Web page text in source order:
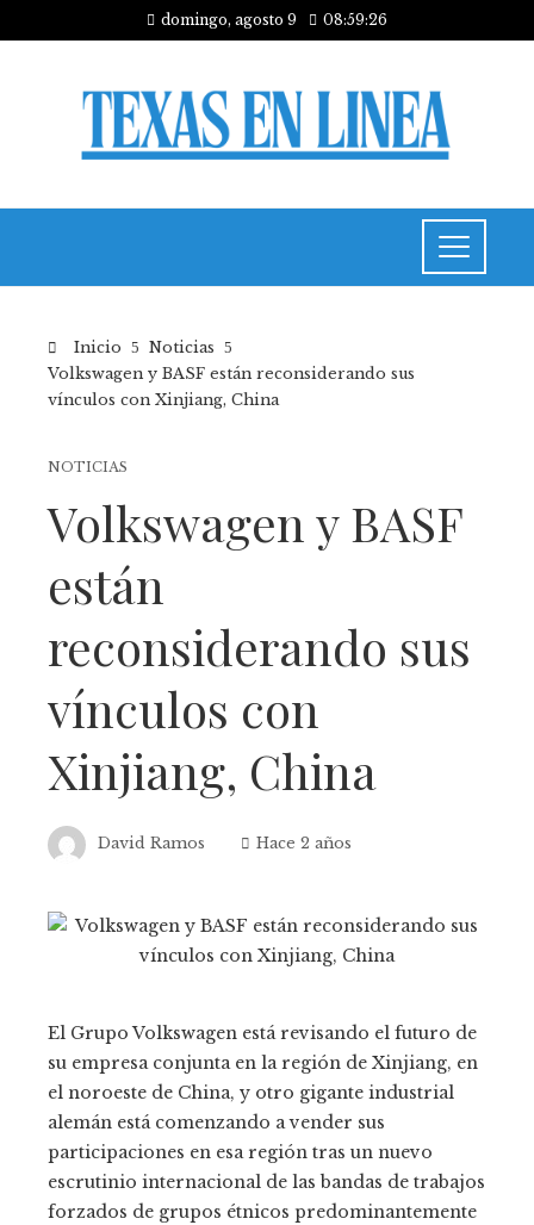
domingo, agosto 9 08:59:27
Inicio
Noticias
Volkswagen y BASF están reconsiderando sus
vínculos con Xinjiang, China
NOTICIAS
Volkswagen y BASF
están
reconsiderando sus
vínculos con
Xinjiang, China
David Ramos Hace 2 años
El Grupo Volkswagen está revisando el futuro de
su empresa conjunta en la región de Xinjiang, en
el noroeste de China, y otro gigante industrial
alemán está comenzando a vender sus
participaciones en esa región tras un nuevo
escrutinio internacional de las bandas de trabajos
forzados de grupos étnicos predominantemente